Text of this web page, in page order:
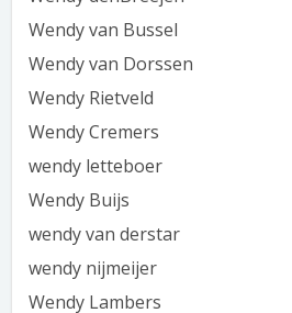
Wendy van Bussel
Wendy van Dorssen
Wendy Rietveld
Wendy Cremers
wendy letteboer
Wendy Buijs
wendy van derstar
wendy nijmeijer
Wendy Lambers